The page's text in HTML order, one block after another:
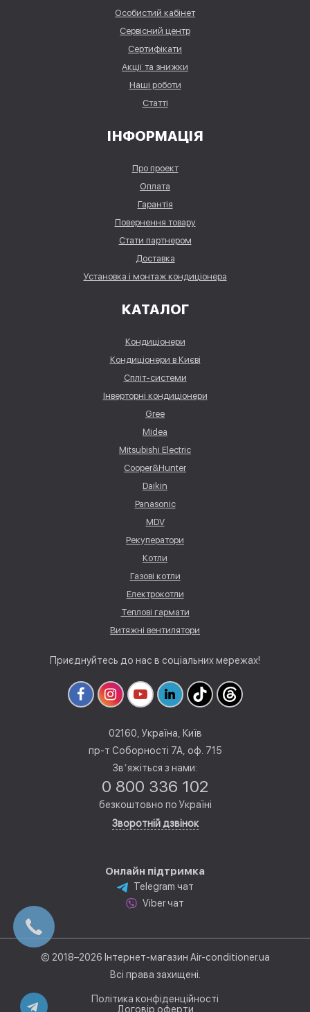
Особистий кабінет
Сервісний центр
Сертифікати
Акції та знижки
Наші роботи
Статті
ІНФОРМАЦІЯ
Про проект
Оплата
Гарантія
Повернення товару
Стати партнером
Доставка
Установка і монтаж кондиціонера
КАТАЛОГ
Кондиціонери
Кондиціонери в Києві
Спліт-системи
Інверторні кондиціонери
Gree
Midea
Mitsubishi Electric
Cooper&Hunter
Daikin
Panasonic
MDV
Рекуператори
Котли
Газові котли
Електрокотли
Теплові гармати
Витяжні вентилятори
Приєднуйтесь до нас в соціальних мережах!
02160, Україна, Київ
пр-т Соборності 7А, оф. 715
Звʼяжіться з нами:
0 800 336 102
безкоштовно по Україні
Зворотній дзвінок
Онлайн підтримка
Telegram чат
Viber чат
© 2018–2026 Інтернет-магазин Air-conditioner.ua
Всі права захищені.
Політика конфіденційності
Договір оферти